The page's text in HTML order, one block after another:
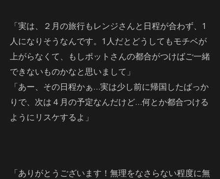
「実は、２月の旅行もレンジさんと日程が合わず、1
人になりそうなんです。1人だとどうしてもモチベが
上がらなくて、もしポットさんの都合がつけばご一緒
できないものかなと思いまして」
「あー、その日程かぁ…実は少し前に帰国したばっか
りで、次は４月の予定なんだけど…何とか都合つける
ようにリスケするよ」
「ありがとうございます！無理をなさらない程度に無